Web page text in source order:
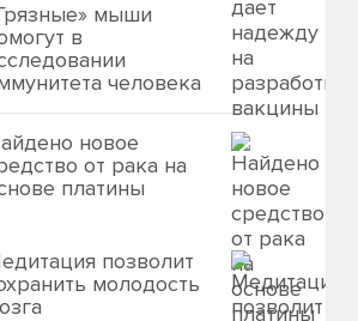
мыши
в
человека
новое
от рака на
платины
позволит
молодость